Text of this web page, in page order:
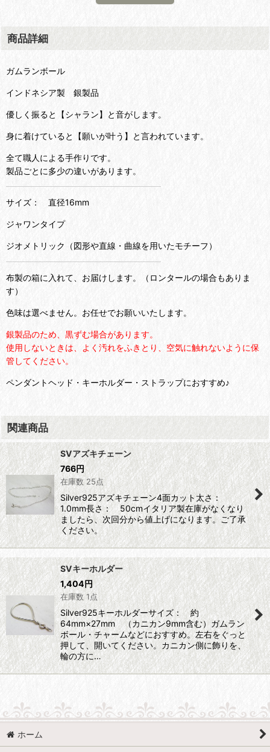
商品詳細
ガムランボール
インドネシア製 銀製品
優しく振ると【シャラン】と音がします。
身に着けていると【願いが叶う】と言われています。
全て職人による手作りです。
製品ごとに多少の違いがあります。
サイズ： 直径16mm
ジャワンタイプ
ジオメトリック（図形や直線・曲線を用いたモチーフ）
布製の箱に入れて、お届けします。（ロンタールの場合もありま
す）
色味は選べません。お任せでお願いいたします。
銀製品のため、黒ずむ場合があります。
使用しないときは、よく汚れをふきとり、空気に触れないように保
管してください。
ペンダントヘッド・キーホルダー・ストラップにおすすめ♪
関連商品
SVアズキチェーン
766円
在庫数 25点
Silver925アズキチェーン4面カット太さ：
1.0mm長さ： 50cmイタリア製在庫がなくなり
ましたら、次回分から値上げになります。ご了承
ください。
SVキーホルダー
1,404円
在庫数 1点
Silver925キーホルダーサイズ： 約
64mm×27mm （カニカン9mm含む）ガムラン
ボール・チャームなどにおすすめ。左右をぐっと
押して、開いてください。カニカン側に飾りを、
輪の方に…
ホーム